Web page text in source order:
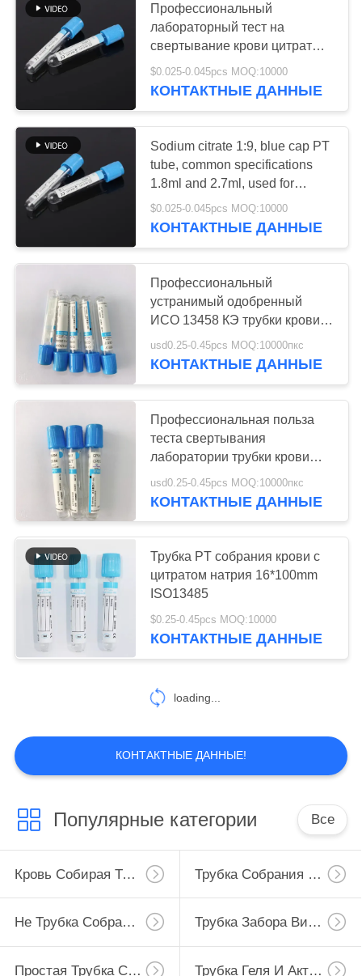
Профессиональный
лабораторный тест на
свертывание крови цитрат
натрия вакуумный сбор крови
PT трубка
$0.025-0.045pcs MOQ:10000
КОНТАКТНЫЕ ДАННЫЕ
Sodium citrate 1:9, blue cap PT
tube, common specifications
1.8ml and 2.7ml, used for
clinical testing
$0.025-0.045pcs MOQ:10000
КОНТАКТНЫЕ ДАННЫЕ
Профессиональный
устранимый одобренный
ИСО 13458 КЭ трубки крови
цитрата натрия
usd0.25-0.45pcs MOQ:10000пкс
КОНТАКТНЫЕ ДАННЫЕ
Профессиональная польза
теста свертывания
лаборатории трубки крови
цитрата натрия
usd0.25-0.45pcs MOQ:10000пкс
КОНТАКТНЫЕ ДАННЫЕ
Трубка PT собрания крови с
цитратом натрия 16*100mm
ISO13485
$0.25-0.45pcs MOQ:10000
КОНТАКТНЫЕ ДАННЫЕ
loading...
КОНТАКТНЫЕ ДАННЫЕ!
Популярные категории Все
Кровь Собирая Трубку Трубка Собрания Крови Вакуума
Не Трубка Собрания Крови Вакуума Трубка Забора Вируса
Простая Трубка Собрания Крови Трубка Геля И Активатора Сгустка Крови